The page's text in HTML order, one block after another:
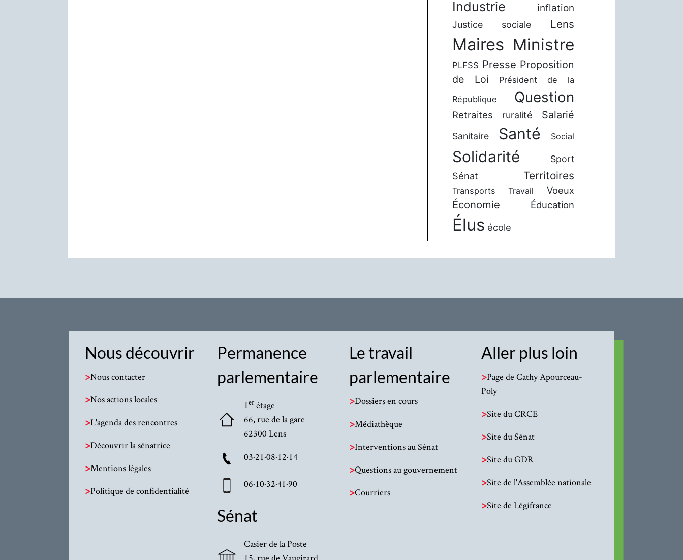
Industrie inflation
Justice sociale Lens
Maires Ministre
PLFSS Presse Proposition
de Loi
Président de la
République
Question
Retraites ruralité Salarié
Sanitaire Santé Social
Solidarité Sport
Sénat Territoires
Transports Travail Voeux
Économie Éducation
Élus école
Nous découvrir
>Nous contacter
>Nos actions locales
>L'agenda des rencontres
>Découvrir la sénatrice
>Mentions légales
>Politique de confidentialité
Permanence
parlementaire
1er étage
66, rue de la gare
62300 Lens
03·21·08·12·14
06·10·32·41·90
Sénat
Casier de la Poste
Le travail
parlementaire
>Dossiers en cours
>Médiathèque
>Interventions au Sénat
>Questions au gouvernement
>Courriers
Aller plus loin
>Page de Cathy Apourceau-
Poly
>Site du CRCE
>Site du Sénat
>Site du GDR
>Site de l'Assemblée nationale
>Site de Légifrance